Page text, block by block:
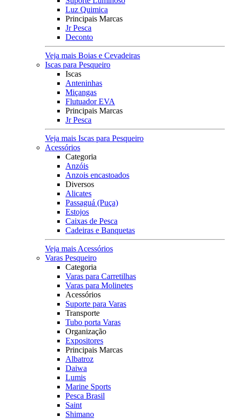
Luz Quimica
Principais Marcas
Jr Pesca
Deconto
Veja mais Boias e Cevadeiras
Iscas para Pesqueiro
Iscas
Anteninhas
Miçangas
Flutuador EVA
Principais Marcas
Jr Pesca
Veja mais Iscas para Pesqueiro
Acessórios
Categoria
Anzóis
Anzois encastoados
Diversos
Alicates
Passaguá (Puça)
Estojos
Caixas de Pesca
Cadeiras e Banquetas
Veja mais Acessórios
Varas Pesqueiro
Categoria
Varas para Carretilhas
Varas para Molinetes
Acessórios
Suporte para Varas
Transporte
Tubo porta Varas
Organização
Expositores
Principais Marcas
Albatroz
Daiwa
Lumis
Marine Sports
Pesca Brasil
Saint
Shimano